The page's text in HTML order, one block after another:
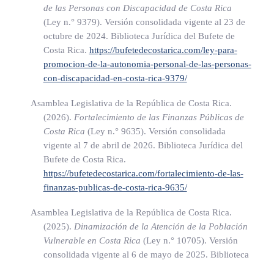
económicas y financieras para la construcción y el
equipamiento de la Torre de la Esperanza, la Dirección
General de Desarrollo Social y Asignaciones Familiares
(Desaf) reasignará el monto respectivo a otros programas de
asistencia.
(Así reformado el inciso anterior por el artículo 1° de la ley
N° 10440 del 17 de enero de 2024)
m) Se destinará al Fondo de Subsidios para laVivienda,
creado por la Ley N.º 7052, de 13 de noviembre de 1986,
al menos un dieciocho punto cero siete por ciento
extraordinarios, del Fondo de Desarrollo Social y
Asignaciones Familiares (Fodesaf). En ningún caso
percibirá un monto inferior al equivalente al treinta y tres
de las Personas con Discapacidad de Costa Rica
(Ley n.° 9379). Versión consolidada vigente al 23 de
octubre de 2024. Biblioteca Jurídica del Bufete de
Costa Rica. https://bufetedecostarica.com/ley-para-
promocion-de-la-autonomia-personal-de-las-personas-
con-discapacidad-en-costa-rica-9379/
Asamblea Legislativa de la República de Costa Rica.
(2026). Fortalecimiento de las Finanzas Públicas de
Costa Rica (Ley n.° 9635). Versión consolidada
vigente al 7 de abril de 2026. Biblioteca Jurídica del
Bufete de Costa Rica.
https://bufetedecostarica.com/fortalecimiento-de-las-
finanzas-publicas-de-costa-rica-9635/
Asamblea Legislativa de la República de Costa Rica.
(2025). Dinamización de la Atención de la Población
Vulnerable en Costa Rica (Ley n.° 10705). Versión
consolidada vigente al 6 de mayo de 2025. Biblioteca